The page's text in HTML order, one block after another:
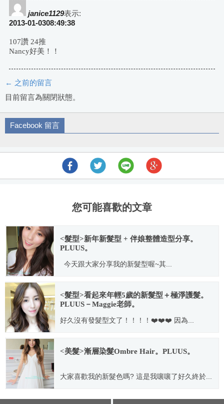
janice1129表示:
2013-01-0308:49:38
107讚 24推
Nancy好美！！
評
論
導
← 之前的留言
目前留言為關閉狀態。
Facebook 留言
您可能喜歡的文章
<髮型>新年新髮型 + 伴娘整體造型分享。
PLUUS。
今天跟大家分享我的新髮型喔~其...
2013.02.28
<髮型>看起來年輕5歲的新髮型＋極淨護髮。
PLUUS－Maggie老師。
好久沒有發髮型文了！！！！❤️❤️❤️ 因為...
2016.09.26
<美髮>漸層染髮Ombre Hair。PLUUS。
大家喜歡我的新髮色嗎? 這是我嚷嚷了好久終於...